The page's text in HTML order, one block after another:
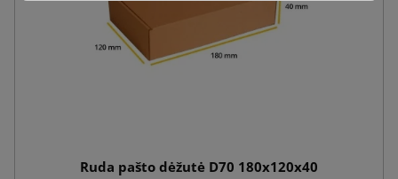
Ruda pašto dėžutė D70 180x120x40